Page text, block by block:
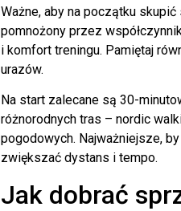
Ważne, aby na początku
pomnożony przez
i komfort treningu. Pamiętaj
urazów.
Na start zalecane są 30-
różnorodnych tras – nordic
pogodowych. Najważniejsze,
zwiększać dystans i tempo.
Jak dobrać